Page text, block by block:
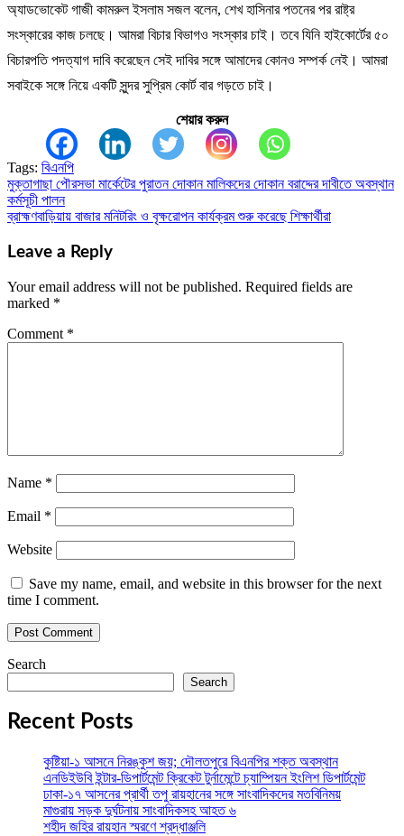
অ্যাডভোকেট গাজী কামরুল ইসলাম সজল বলেন, শেখ হাসিনার পতনের পর রাষ্ট্র
সংস্কারের কাজ চলছে। আমরা বিচার বিভাগও সংস্কার চাই। তবে যিনি হাইকোর্টের ৫০
বিচারপতি পদত্যাগ দাবি করেছেন সেই দাবির সঙ্গে আমাদের কোনও সম্পর্ক নেই। আমরা
সবাইকে সঙ্গে নিয়ে একটি সুন্দর সুপ্রিম কোর্ট বার গড়তে চাই।
শেয়ার করুন
Tags: বিএনপি
Post
navigation
মুক্তাগাছা পৌরসভা মার্কেটের পুরাতন দোকান মালিকদের দোকান বরাদ্দের দাবীতে অবস্থান
কর্মসূচী পালন
ব্রাহ্মণবাড়িয়ায় বাজার মনিটরিং ও বৃক্ষরোপন কার্যক্রম শুরু করেছে শিক্ষার্থীরা
Leave a Reply
Your email address will not be published. Required fields are
marked *
Comment *
Name *
Email *
Website
Save my name, email, and website in this browser for the next
time I comment.
Search
Search
Recent Posts
কুষ্টিয়া-১ আসনে নিরঙ্কুশ জয়; দৌলতপুরে বিএনপির শক্ত অবস্থান
এনডিইউবি ইন্টার-ডিপার্টমেন্ট ক্রিকেট টুর্নামেন্টে চ্যাম্পিয়ন ইংলিশ ডিপার্টমেন্ট
ঢাকা-১৭ আসনের প্রার্থী তপু রায়হানের সঙ্গে সাংবাদিকদের মতবিনিময়
মাগুরায় সড়ক দুর্ঘটনায় সাংবাদিকসহ আহত ৬
শহীদ জহির রায়হান স্মরণে শ্রদ্ধাঞ্জলি